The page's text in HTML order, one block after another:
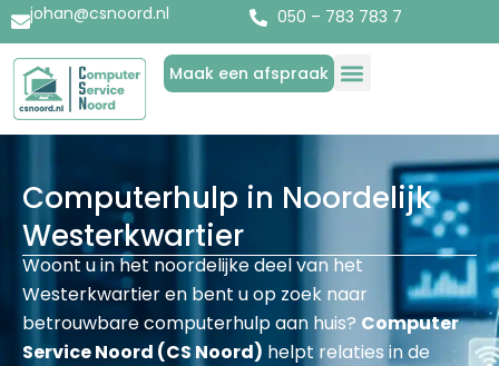
johan@csnoord.nl 050 – 783 783 7
Maak een afspraak
Computerhulp in Noordelijk
Westerkwartier
Woont u in het noordelijke deel van het
Westerkwartier en bent u op zoek naar
betrouwbare computerhulp aan huis? Computer
Service Noord (CS Noord) helpt relaties in de